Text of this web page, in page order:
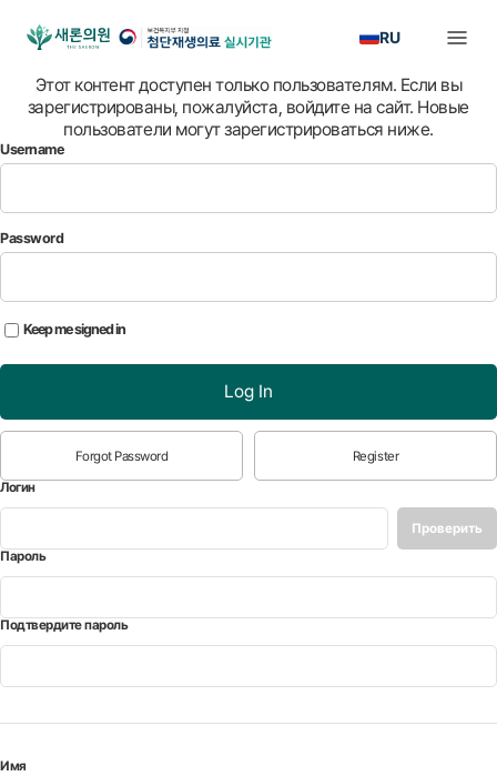
RU
Этот контент доступен только пользователям. Если вы
зарегистрированы, пожалуйста, войдите на сайт. Новые
пользователи могут зарегистрироваться ниже.
Username
Password
Keep me signed in
Log In
Forgot Password
Register
Логин*
Проверить
Пароль*
Подтвердите пароль*
Имя